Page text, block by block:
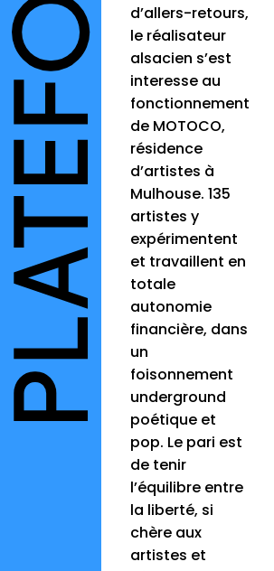
d’allers-retours,
le réalisateur
alsacien s’est
interesse au
fonctionnement
de MOTOCO,
résidence
d’artistes à
Mulhouse. 135
artistes y
expérimentent
et travaillent en
totale
autonomie
financière, dans
un
foisonnement
underground
poétique et
pop. Le pari est
de tenir
l’équilibre entre
la liberté, si
chère aux
artistes et